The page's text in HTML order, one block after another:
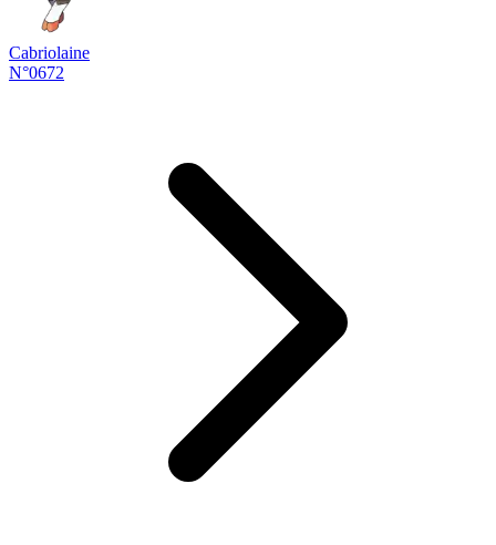
Cabriolaine
N°0672